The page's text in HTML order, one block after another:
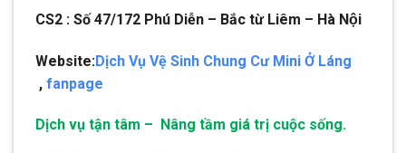
CS2 : Số 47/172 Phú Diễn – Bắc từ Liêm – Hà Nội
Website:Dịch Vụ Vệ Sinh Chung Cư Mini Ở Láng
, fanpage
Dịch vụ tận tâm – Nâng tầm giá trị cuộc sống.